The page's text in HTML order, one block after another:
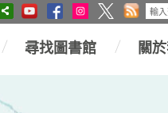
尋找圖書館 關